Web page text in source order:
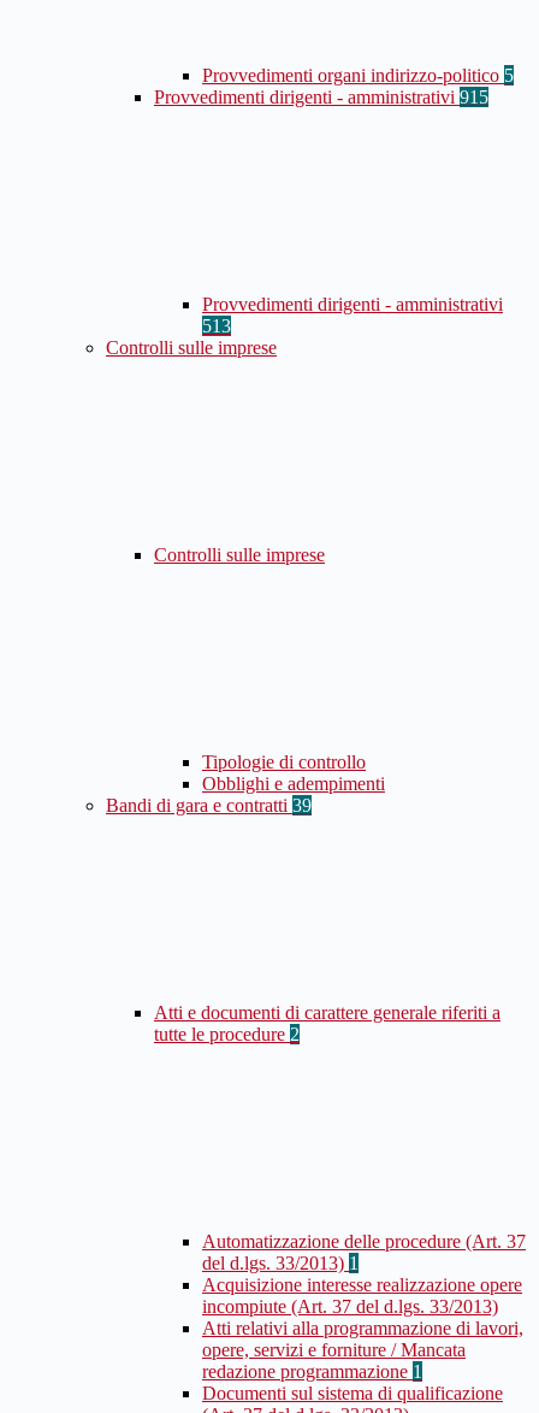
Provvedimenti organi indirizzo-politico 5
Provvedimenti dirigenti - amministrativi 915
Provvedimenti dirigenti - amministrativi
513
Controlli sulle imprese
Controlli sulle imprese
Tipologie di controllo
Obblighi e adempimenti
Bandi di gara e contratti 39
Atti e documenti di carattere generale riferiti a
tutte le procedure 2
Automatizzazione delle procedure (Art. 37
del d.lgs. 33/2013) 1
Acquisizione interesse realizzazione opere
incompiute (Art. 37 del d.lgs. 33/2013)
Atti relativi alla programmazione di lavori,
opere, servizi e forniture / Mancata
redazione programmazione 1
Documenti sul sistema di qualificazione